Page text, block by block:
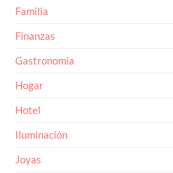
Familia
Finanzas
Gastronomia
Hogar
Hotel
Iluminación
Joyas